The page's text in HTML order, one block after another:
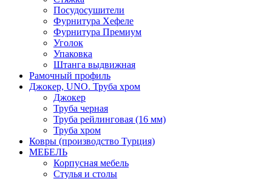
Посудосушители
Фурнитура Хефеле
Фурнитура Премиум
Уголок
Упаковка
Штанга выдвижная
Рамочный профиль
Джокер, UNO. Труба хром
Джокер
Труба черная
Труба рейлинговая (16 мм)
Труба хром
Ковры (производство Турция)
МЕБЕЛЬ
Корпусная мебель
Стулья и столы